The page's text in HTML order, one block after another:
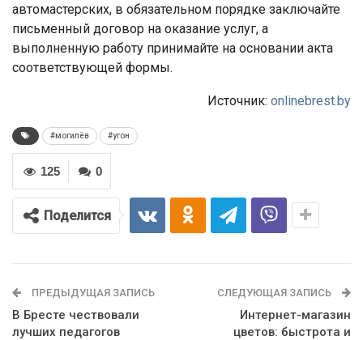
автомастерских, в обязательном порядке заключайте
письменный договор на оказание услуг, а
выполненную работу принимайте на основании акта
соответствующей формы.
Источник: onlinebrest.by
#могилёв #угон
0
125
Поделится
ПРЕДЫДУЩАЯ ЗАПИСЬ
В Бресте чествовали
лучших педагогов
СЛЕДУЮЩАЯ ЗАПИСЬ
Интернет-магазин
цветов: быстрота и